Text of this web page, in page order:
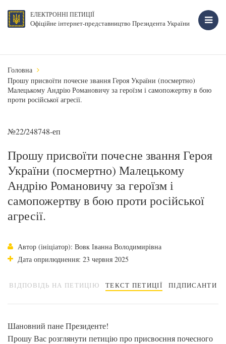
ЕЛЕКТРОННІ ПЕТИЦІЇ
Офіційне інтернет-представництво Президента України
Головна
Прошу присвоїти почесне звання Героя України (посмертно)
Малецькому Андрію Романовичу за героїзм і самопожертву в бою
проти російської агресії.
№22/248748-еп
Прошу присвоїти почесне звання Героя
України (посмертно) Малецькому
Андрію Романовичу за героїзм і
самопожертву в бою проти російської
агресії.
Автор (ініціатор): Вовк Іванна Володимирівна
Дата оприлюднення: 23 червня 2025
ВІДПОВІДЬ НА ПЕТИЦІЮ ТЕКСТ ПЕТИЦІЇ ПІДПИСАНТИ
Шановний пане Президенте!
Прошу Вас розглянути петицію про присвоєння почесного